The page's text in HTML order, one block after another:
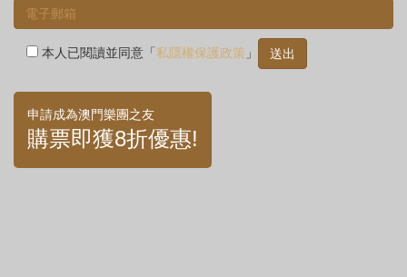
本人已閱讀並同意「 私隱權保護政策 」
申請成為澳門樂團之友
購票即獲8折優惠!